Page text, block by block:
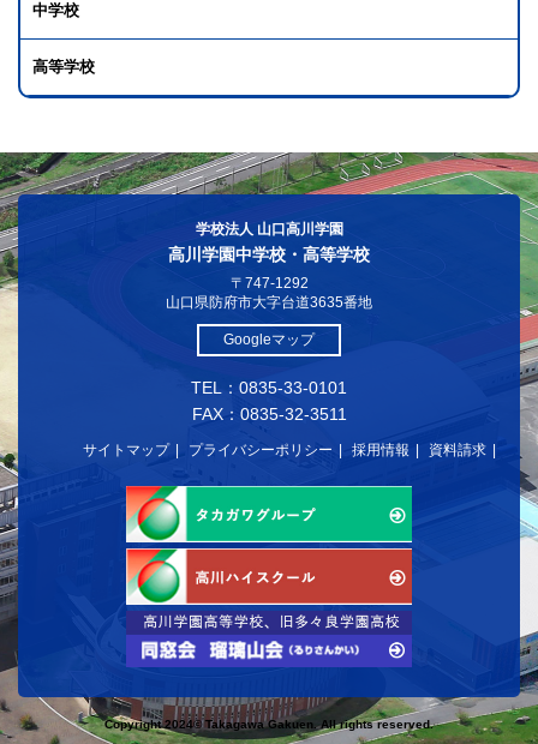
中学校
高等学校
学校法人 山口高川学園
高川学園中学校・高等学校
〒747-1292
山口県防府市大字台道3635番地
Googleマップ
TEL：0835-33-0101
FAX：0835-32-3511
サイトマップ プライバシーポリシー 採用情報 資料請求
Copyright 2024© Takagawa Gakuen. All rights reserved.